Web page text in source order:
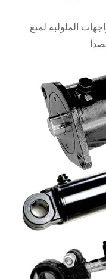
الملولبة لمنع